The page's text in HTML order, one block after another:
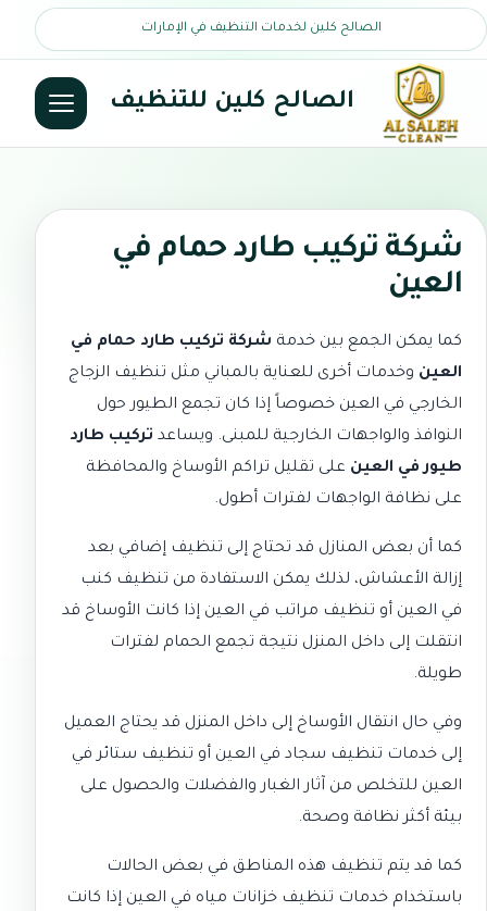
الصالح كلين لخدمات التنظيف في الإمارات
الصالح كلين للتنظيف
شركة تركيب طارد حمام في
العين
كما يمكن الجمع بين خدمة شركة تركيب طارد حمام في
العين وخدمات أخرى للعناية بالمباني مثل تنظيف الزجاج
الخارجي في العين خصوصاً إذا كان تجمع الطيور حول
النوافذ والواجهات الخارجية للمبنى. ويساعد تركيب طارد
طيور في العين على تقليل تراكم الأوساخ والمحافظة
على نظافة الواجهات لفترات أطول.
كما أن بعض المنازل قد تحتاج إلى تنظيف إضافي بعد
إزالة الأعشاش، لذلك يمكن الاستفادة من تنظيف كنب
في العين أو تنظيف مراتب في العين إذا كانت الأوساخ قد
انتقلت إلى داخل المنزل نتيجة تجمع الحمام لفترات
طويلة.
وفي حال انتقال الأوساخ إلى داخل المنزل قد يحتاج العميل
إلى خدمات تنظيف سجاد في العين أو تنظيف ستائر في
العين للتخلص من آثار الغبار والفضلات والحصول على
بيئة أكثر نظافة وصحة.
كما قد يتم تنظيف هذه المناطق في بعض الحالات
باستخدام خدمات تنظيف خزانات مياه في العين إذا كانت